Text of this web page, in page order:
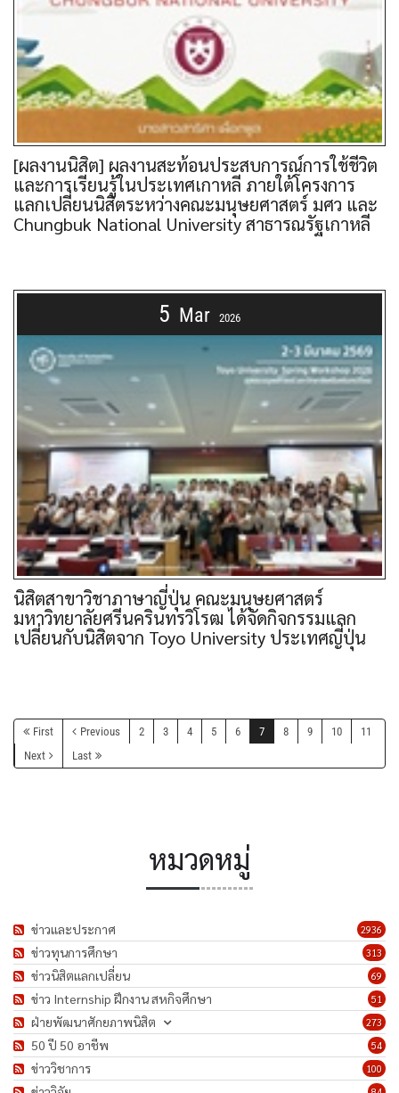
[ผลงานนิสิต] ผลงานสะท้อนประสบการณ์การใช้ชีวิต
และการเรียนรู้ในประเทศเกาหลี ภายใต้โครงการ
แลกเปลี่ยนนิสิตระหว่างคณะมนุษยศาสตร์ มศว และ
Chungbuk National University สาธารณรัฐเกาหลี
5 Mar 2026
นิสิตสาขาวิชาภาษาญี่ปุ่น คณะมนุษยศาสตร์
มหาวิทยาลัยศรีนครินทรวิโรฒ ได้จัดกิจกรรมแลก
เปลี่ยนกับนิสิตจาก Toyo University ประเทศญี่ปุ่น
First Previous 2 3 4 5 6 7 8 9 10
11
Next
Last
หมวดหมู่
2936
ข่าวและประกาศ
313
ข่าวทุนการศึกษา
69
ข่าวนิสิตแลกเปลี่ยน
51
ข่าว Internship ฝึกงาน สหกิจศึกษา
273
ฝ่ายพัฒนาศักยภาพนิสิต
54
50 ปี 50 อาชีพ
100
ข่าววิชาการ